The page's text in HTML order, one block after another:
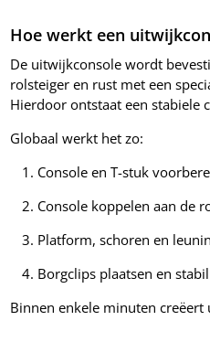
Hoe werkt een
De uitwijkconsole wordt
rolsteiger en rust met een
Hierdoor ontstaat een stabiele
Globaal werkt het zo:
Console en T-stuk
Console koppelen aan de
Platform, schoren en
Borgclips plaatsen en
Binnen enkele minuten